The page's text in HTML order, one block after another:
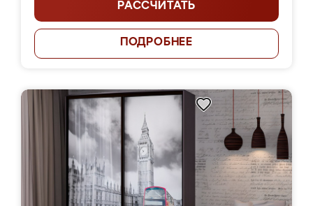
РАССЧИТАТЬ
ПОДРОБНЕЕ